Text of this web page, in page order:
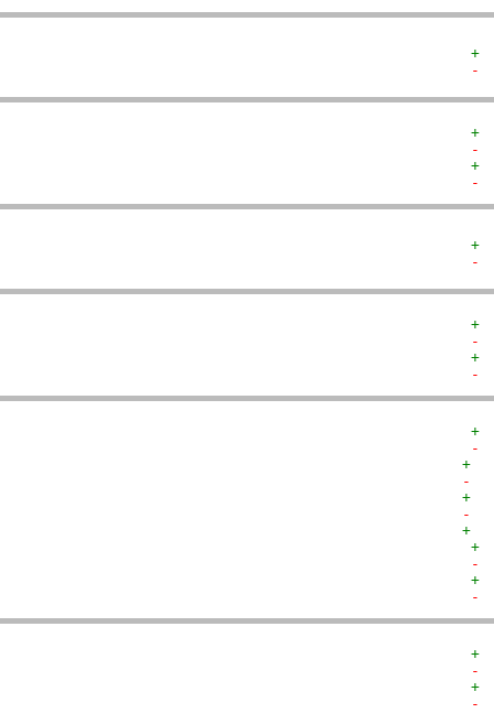
+
-
+
-
+
-
+
-
+
-
+
-
-
+
-
+
-
+
+
-
+
-
+
-
+
-